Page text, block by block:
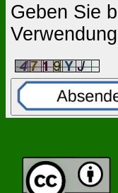
Geben Sie